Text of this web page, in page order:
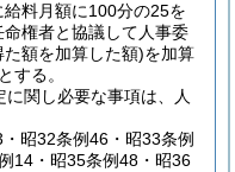
料月額に100分の25を
権者と協議して人事委
額を加算した額)を加算
する。
関し必要な事項は、人
昭32条例46・昭33条例
14・昭35条例48・昭36